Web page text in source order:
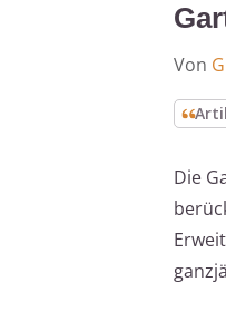
Von
Die